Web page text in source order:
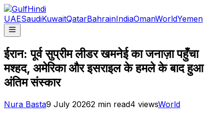
UAESaudiKuwaitQatarBahrainIndiaOmanWorldYemen
ईरान: पूर्व सुप्रीम लीडर खमनेई का जनाज़ा पहुँचा
मश्हद, अमेरिका और इसराइल के हमले के बाद हुआ
अंतिम संस्कार
Nura Basta9 July 20262 min read4 viewsWorld